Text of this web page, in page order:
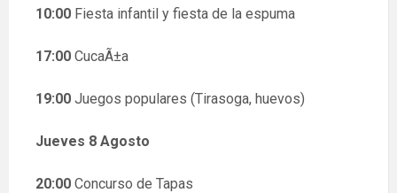
10:00 Fiesta infantil y fiesta de la espuma
17:00 CucaÃ±a
19:00 Juegos populares (Tirasoga, huevos)
Jueves 8 Agosto
20:00 Concurso de Tapas